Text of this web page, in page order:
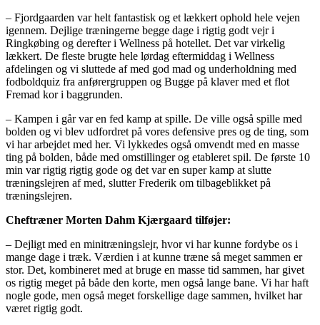
– Fjordgaarden var helt fantastisk og et lækkert ophold hele vejen
igennem. Dejlige træningerne begge dage i rigtig godt vejr i
Ringkøbing og derefter i Wellness på hotellet. Det var virkelig
lækkert. De fleste brugte hele lørdag eftermiddag i Wellness
afdelingen og vi sluttede af med god mad og underholdning med
fodboldquiz fra anførergruppen og Bugge på klaver med et flot
Fremad kor i baggrunden.
– Kampen i går var en fed kamp at spille. De ville også spille med
bolden og vi blev udfordret på vores defensive pres og de ting, som
vi har arbejdet med her. Vi lykkedes også omvendt med en masse
ting på bolden, både med omstillinger og etableret spil. De første 10
min var rigtig rigtig gode og det var en super kamp at slutte
træningslejren af med, slutter Frederik om tilbageblikket på
træningslejren.
Cheftræner Morten Dahm Kjærgaard tilføjer:
– Dejligt med en minitræningslejr, hvor vi har kunne fordybe os i
mange dage i træk. Værdien i at kunne træne så meget sammen er
stor. Det, kombineret med at bruge en masse tid sammen, har givet
os rigtig meget på både den korte, men også lange bane. Vi har haft
nogle gode, men også meget forskellige dage sammen, hvilket har
været rigtig godt.